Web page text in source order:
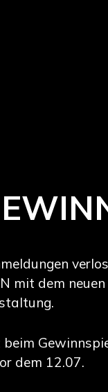
mit dem
dem 12.07.